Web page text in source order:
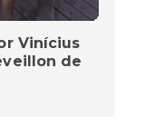
Vinícius
de